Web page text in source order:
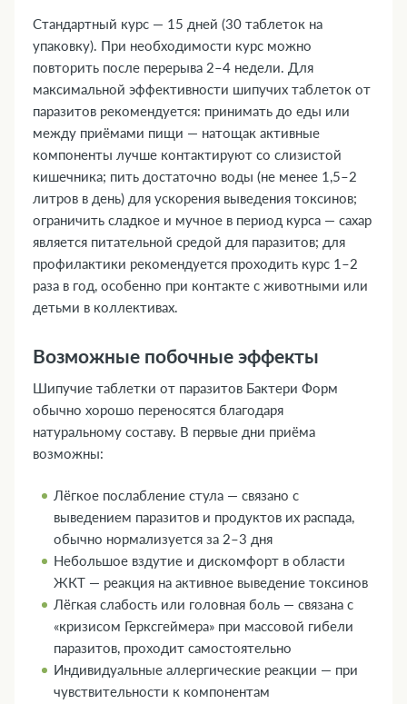
Стандартный курс — 15 дней (30 таблеток на
упаковку). При необходимости курс можно
повторить после перерыва 2–4 недели. Для
максимальной эффективности шипучих таблеток от
паразитов рекомендуется: принимать до еды или
между приёмами пищи — натощак активные
компоненты лучше контактируют со слизистой
кишечника; пить достаточно воды (не менее 1,5–2
литров в день) для ускорения выведения токсинов;
ограничить сладкое и мучное в период курса — сахар
является питательной средой для паразитов; для
профилактики рекомендуется проходить курс 1–2
раза в год, особенно при контакте с животными или
детьми в коллективах.
Возможные побочные эффекты
Шипучие таблетки от паразитов Бактери Форм
обычно хорошо переносятся благодаря
натуральному составу. В первые дни приёма
возможны:
Лёгкое послабление стула — связано с
выведением паразитов и продуктов их распада,
обычно нормализуется за 2–3 дня
Небольшое вздутие и дискомфорт в области
ЖКТ — реакция на активное выведение токсинов
Лёгкая слабость или головная боль — связана с
«кризисом Герксгеймера» при массовой гибели
паразитов, проходит самостоятельно
Индивидуальные аллергические реакции — при
чувствительности к компонентам